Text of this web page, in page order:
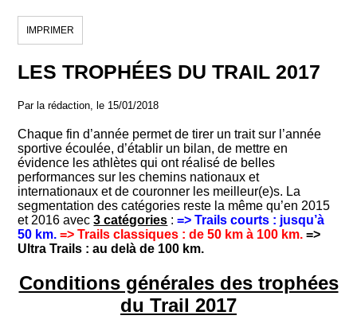
IMPRIMER
LES TROPHÉES DU TRAIL 2017
Par la rédaction, le 15/01/2018
Chaque fin d’année permet de tirer un trait sur l’année
sportive écoulée, d’établir un bilan, de mettre en
évidence les athlètes qui ont réalisé de belles
performances sur les chemins nationaux et
internationaux et de couronner les meilleur(e)s. La
segmentation des catégories reste la même qu’en 2015
et 2016 avec3 catégories :=> Trails courts : jusqu’à
50 km. => Trails classiques : de 50 km à 100 km. =>
Ultra Trails : au delà de 100 km.
Conditions générales des trophées
du Trail 2017